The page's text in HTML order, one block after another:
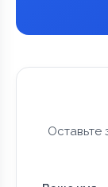
Оставьте